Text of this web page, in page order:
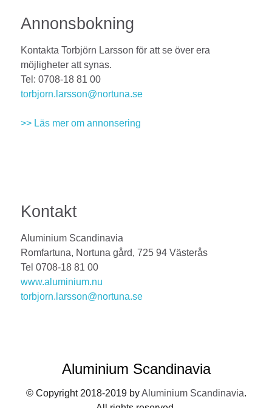
Annonsbokning
Kontakta Torbjörn Larsson för att se över era
möjligheter att synas.
Tel: 0708-18 81 00
torbjorn.larsson@nortuna.se
>> Läs mer om annonsering
Kontakt
Aluminium Scandinavia
Romfartuna, Nortuna gård, 725 94 Västerås
Tel 0708-18 81 00
www.aluminium.nu
torbjorn.larsson@nortuna.se
Aluminium Scandinavia
© Copyright 2018-2019 byAluminium Scandinavia.